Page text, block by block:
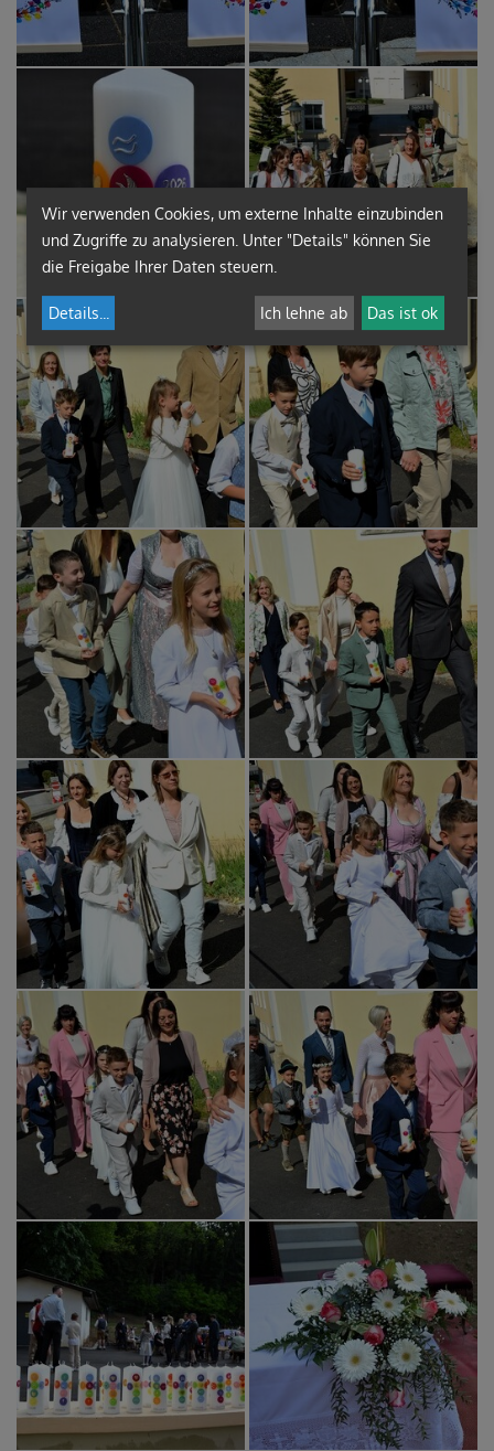
Wir verwenden Cookies, um externe Inhalte einzubinden
und Zugriffe zu analysieren. Unter "Details" können Sie
die Freigabe Ihrer Daten steuern.
Details Ich lehne ab Das ist ok